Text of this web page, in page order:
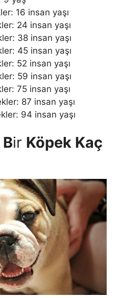
16 insan yaşı
24 insan yaşı
38 insan yaşı
45 insan yaşı
52 insan yaşı
59 insan yaşı
75 insan yaşı
87 insan yaşı
94 insan yaşı
ir Köpek Kaç